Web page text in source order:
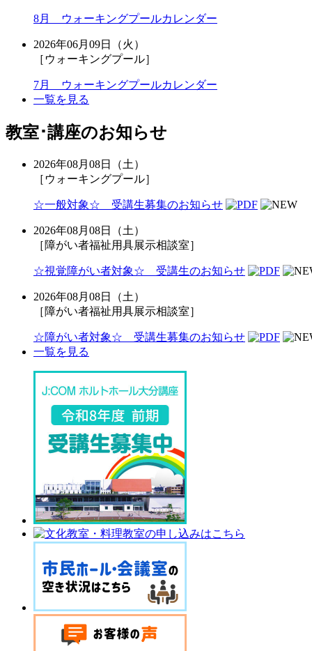
8月 ウォーキングプールカレンダー
2026年06月09日（火）
［ウォーキングプール］
7月 ウォーキングプールカレンダー
一覧を見る
教室･講座のお知らせ
2026年08月08日（土）
［ウォーキングプール］
☆一般対象☆ 受講生募集のお知らせ
2026年08月08日（土）
［障がい者福祉用具展示相談室］
☆視覚障がい者対象☆ 受講生のお知らせ
2026年08月08日（土）
［障がい者福祉用具展示相談室］
☆障がい者対象☆ 受講生募集のお知らせ
一覧を見る